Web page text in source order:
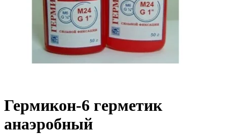
Гермикон-6 герметик
анаэробный